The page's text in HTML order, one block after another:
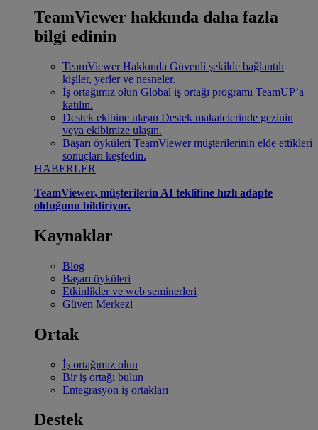
TeamViewer hakkında daha fazla
bilgi edinin
TeamViewer Hakkında Güvenli şekilde bağlantılı
kişiler, yerler ve nesneler.
İş ortağımız olun Global iş ortağı programı TeamUP’a
katılın.
Destek ekibine ulaşın Destek makalelerinde gezinin
veya ekibimize ulaşın.
Başarı öyküleri TeamViewer müşterilerinin elde ettikleri
sonuçları keşfedin.
HABERLER
TeamViewer, müşterilerin AI teklifine hızlı adapte
olduğunu bildiriyor.
Kaynaklar
Blog
Başarı öyküleri
Etkinlikler ve web seminerleri
Güven Merkezi
Ortak
İş ortağımız olun
Bir iş ortağı bulun
Entegrasyon iş ortakları
Destek